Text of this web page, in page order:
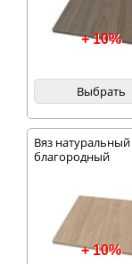
+ 10%
Выбрать
Вяз натуральный
благородный
+ 10%